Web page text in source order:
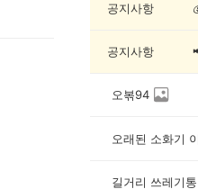
공지사항
공지사항
오볶94
오래된 소화기
길거리 쓰레기통